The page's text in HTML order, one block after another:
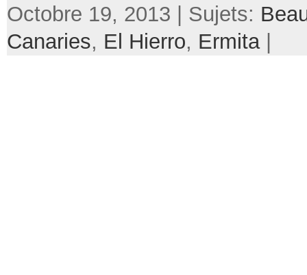
Octobre 19, 2013 | Sujets:
Canaries, El Hierro, Ermita|